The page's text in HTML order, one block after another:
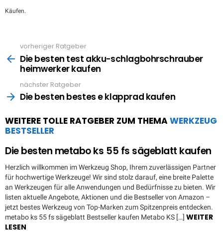
Käufen.
more
vorheriger Ratgeber
Die besten test akku-schlagbohrschrauber
heimwerker kaufen
nächster Ratgeber
Die besten bestes e klapprad kaufen
WEITERE TOLLE RATGEBER ZUM THEMAWERKZEUG
BESTSELLER
Die besten metabo ks 55 fs sägeblatt kaufen
Herzlich willkommen im Werkzeug Shop, Ihrem zuverlässigen Partner
für hochwertige Werkzeuge! Wir sind stolz darauf, eine breite Palette
an Werkzeugen für alle Anwendungen und Bedürfnisse zu bieten. Wir
listen aktuelle Angebote, Aktionen und die Bestseller von Amazon –
jetzt bestes Werkzeug von Top-Marken zum Spitzenpreis entdecken.
metabo ks 55 fs sägeblatt Bestseller kaufen Metabo KS […] WEITER
LESEN